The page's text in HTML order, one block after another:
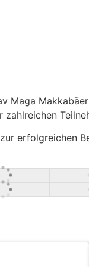
Maga
erfolgreichen